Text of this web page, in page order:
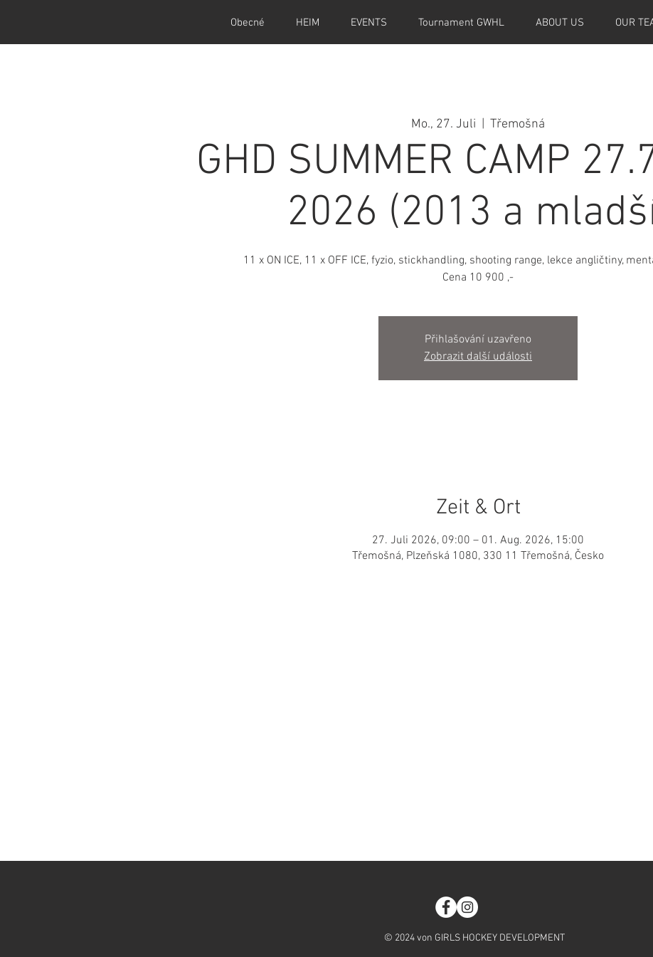
Obecné HEIM EVENTS Tournament GWHL ABOUT US OUR
Mo., 27. Juli Třemošná
GHD SUMMER CAMP
2026 (2013 a
11 x ON ICE, 11 x OFF ICE, fyzio, stickhandling, shooting range, lekce angličtiny,
Cena 10 900 ,-
Přihlašování uzavřeno
Zobrazit další události
Zeit & Ort
27. Juli 2026, 09:00 – 01. Aug. 2026, 15:00
Třemošná, Plzeňská 1080, 330 11 Třemošná, Česko
© 2024 von GIRLS HOCKEY DEVELOPMENT